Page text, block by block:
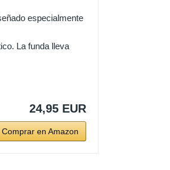
especialmente
La funda lleva
24,95 EUR
Comprar en Amazon